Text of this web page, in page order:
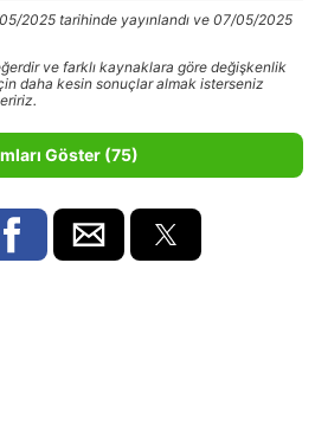
2025 tarihinde yayınlandı ve 07/05/2025
ve farklı kaynaklara göre değişkenlik
daha kesin sonuçlar almak isterseniz
Göster (75)